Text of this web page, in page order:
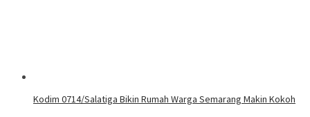
Kodim 0714/Salatiga Bikin Rumah Warga Semarang Makin Kokoh